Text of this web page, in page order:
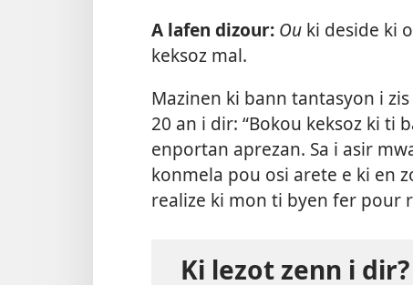
A lafen dizour: Ou ki deside ki
keksoz mal.
Mazinen ki bann tantasyon i
20 an i dir: “Bokou keksoz ki
enportan aprezan. Sa i asir
konmela pou osi arete e ki en
realize ki mon ti byen fer pour
Ki lezot zenn i dir?